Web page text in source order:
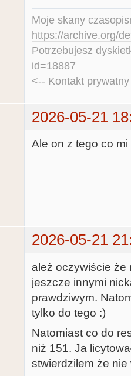
Moje skany
https://archive.org/
Potrzebujesz
id=18887
<-- Kontakt
2026-05-21
Ale on z tego co
2026-05-21
ależ oczywiście że
jeszcze innymi
prawdziwym.
tylko do tego :)
Natomiast co do
niż 151. Ja
stwierdziłem że nie